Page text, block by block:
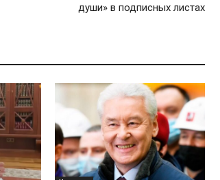
души» в подписных листах